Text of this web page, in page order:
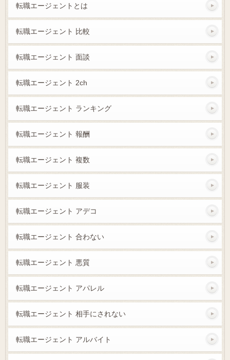
転職エージェントとは
転職エージェント 比較
転職エージェント 面談
転職エージェント 2ch
転職エージェント ランキング
転職エージェント 報酬
転職エージェント 複数
転職エージェント 服装
転職エージェント アデコ
転職エージェント 合わない
転職エージェント 悪質
転職エージェント アパレル
転職エージェント 相手にされない
転職エージェント アルバイト